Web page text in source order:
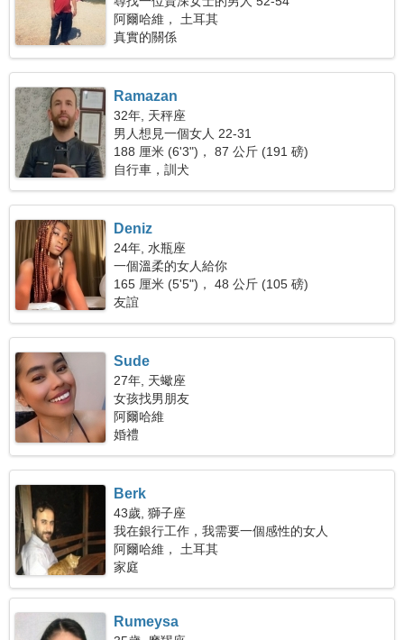
阿爾哈維， 土耳其
真實的關係
Ramazan
32年, 天秤座
男人想見一個女人 22-31
188 厘米 (6'3")， 87 公斤 (191 磅)
自行車，訓犬
Deniz
24年, 水瓶座
一個溫柔的女人給你
165 厘米 (5'5")， 48 公斤 (105 磅)
友誼
Sude
27年, 天蠍座
女孩找男朋友
阿爾哈維
婚禮
Berk
43歲, 獅子座
我在銀行工作，我需要一個感性的女人
阿爾哈維， 土耳其
家庭
Rumeysa